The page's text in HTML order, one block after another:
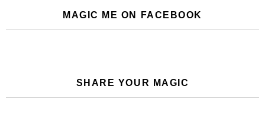
MAGIC ME ON FACEBOOK
SHARE YOUR MAGIC